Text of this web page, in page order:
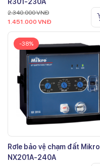
2.340.000VNĐ
1.451.000 VNĐ
-38%
Rơle bảo vệ chạm đất Mikro
NX201A-240A